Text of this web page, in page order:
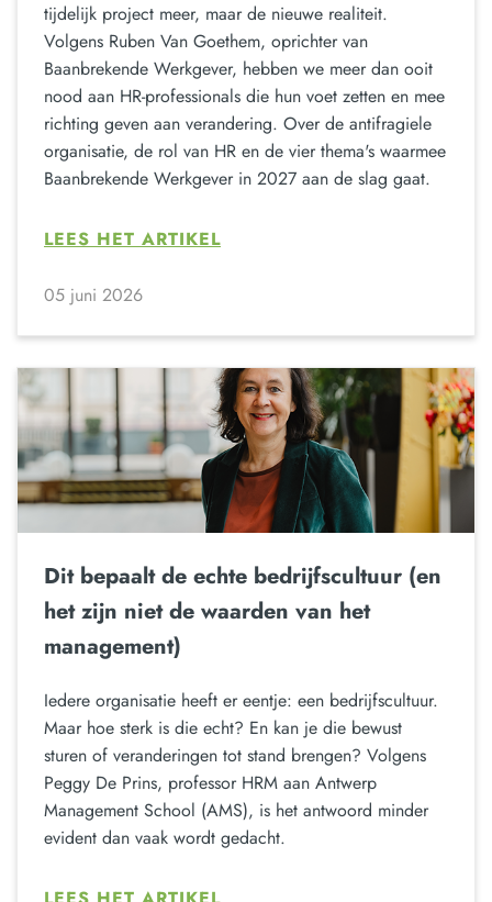
tijdelijk project meer, maar de nieuwe realiteit.
Volgens Ruben Van Goethem, oprichter van
Baanbrekende Werkgever, hebben we meer dan ooit
nood aan HR-professionals die hun voet zetten en mee
richting geven aan verandering. Over de antifragiele
organisatie, de rol van HR en de vier thema's waarmee
Baanbrekende Werkgever in 2027 aan de slag gaat.
LEES HET ARTIKEL
05 juni 2026
Dit bepaalt de echte bedrijfscultuur (en
het zijn niet de waarden van het
management)
Iedere organisatie heeft er eentje: een bedrijfscultuur.
Maar hoe sterk is die echt? En kan je die bewust
sturen of veranderingen tot stand brengen? Volgens
Peggy De Prins, professor HRM aan Antwerp
Management School (AMS), is het antwoord minder
evident dan vaak wordt gedacht.